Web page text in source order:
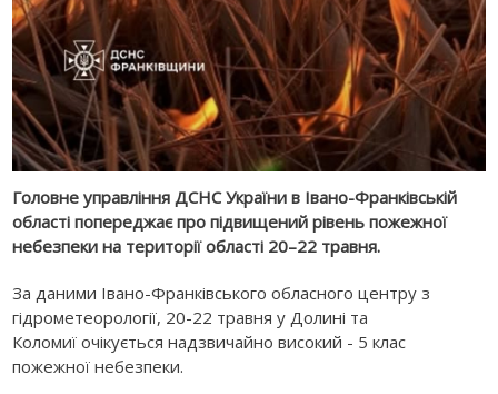
Головне управління ДСНС України в Івано-Франківській
області попереджає про підвищений рівень пожежної
небезпеки на території області 20–22 травня.
За даними Івано-Франківського обласного центру з
гідрометеорології, 20-22 травня у Долині та
Коломиїочікується надзвичайно високий - 5 клас
пожежної небезпеки.